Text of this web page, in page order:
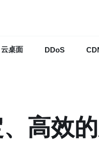
云桌面 DDoS
高效